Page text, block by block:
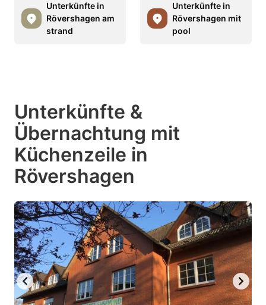
Unterkünfte in
Rövershagen am
strand
Unterkünfte in
Rövershagen mit
pool
Unterkünfte &
Übernachtung mit
Küchenzeile in
Rövershagen